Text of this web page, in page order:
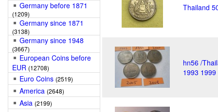
Germany before 1871
(1209)
Germany since 1871
(3138)
Germany since 1948
(3667)
European Coins before
EUR (12708)
Euro Coins (2519)
America (2648)
Asia (2199)
Thailand
hn56 /
1993